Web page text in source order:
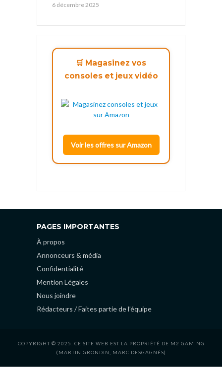
6 décembre 2025
🛒 Magasinez vos
consoles et jeux vidéo
Voir les offres sur Amazon
PAGES IMPORTANTES
À propos
Annonceurs & média
Confidentialité
Mention Légales
Nous joindre
Rédacteurs / Faites partie de l’équipe
COPYRIGHT © 2025. CE SITE WEB EST LA PROPRIÉTÉ DE M2 GAMING
(MARTIN GRONDIN, MARC DESGAGNÉS)